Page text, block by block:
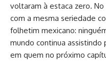
voltaram à estaca zero.
com a mesma seriedade
folhetim mexicano:
mundo continua assistindo
em quem no próximo